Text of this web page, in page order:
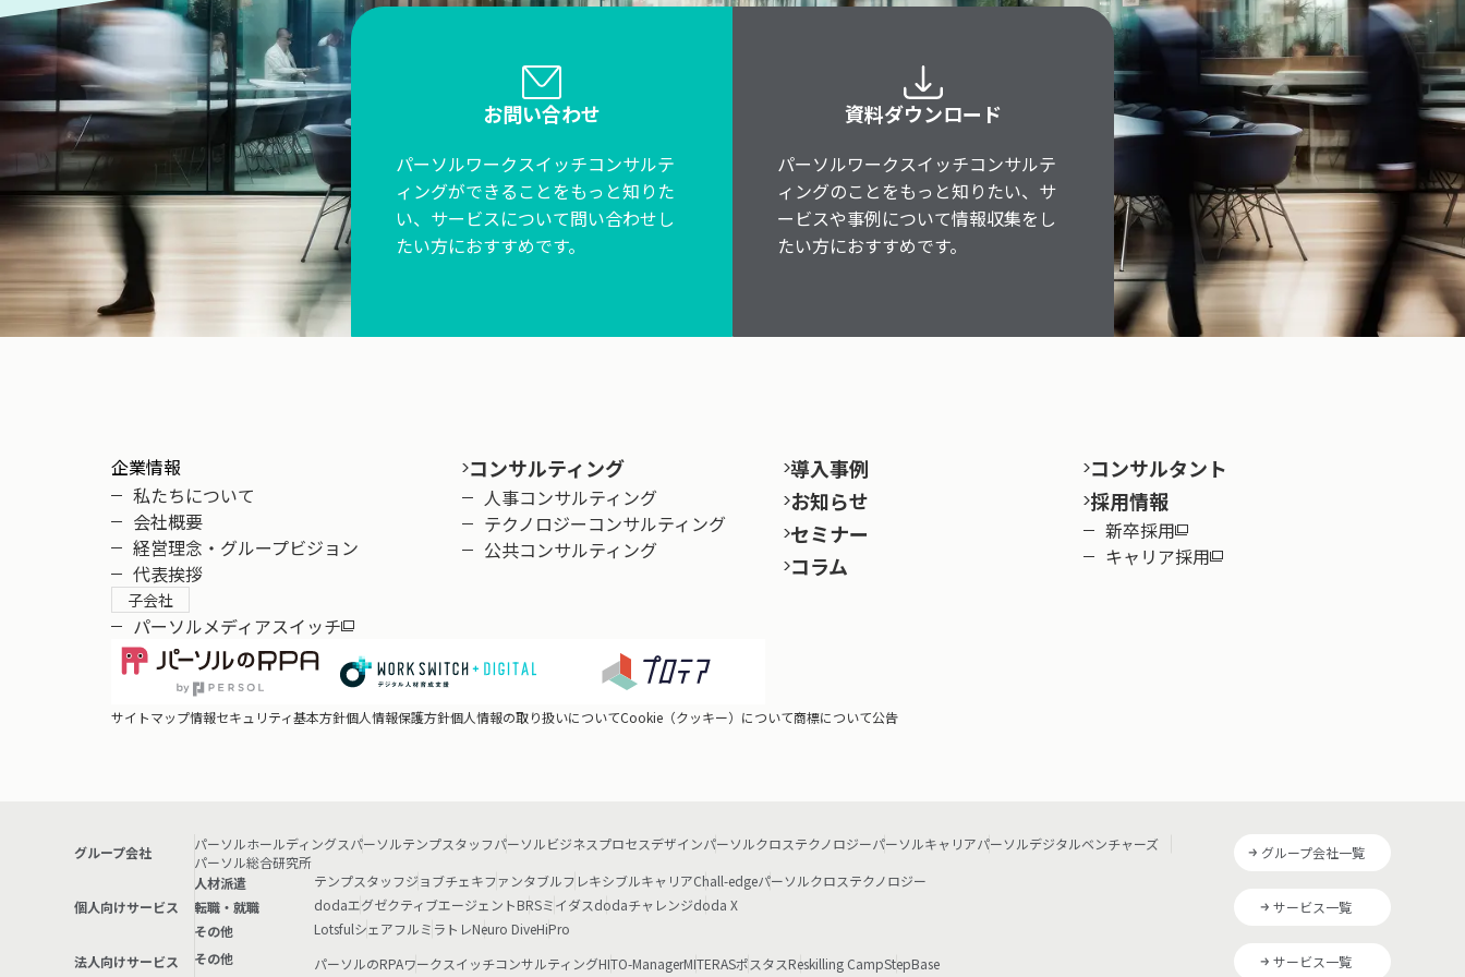
お問い合わせ
パーソルワークスイッチコンサルテ
ィングができることをもっと知りた
い、サービスについて問い合わせし
たい方におすすめです。
資料ダウンロード
パーソルワークスイッチコンサルテ
ィングのことをもっと知りたい、サ
ービスや事例について情報収集をし
たい方におすすめです。
企業情報
私たちについて
会社概要
経営理念・グループビジョン
代表挨拶
子会社
パーソルメディアスイッチ
コンサルティング
人事コンサルティング
テクノロジーコンサルティング
公共コンサルティング
導入事例
お知らせ
セミナー
コラム
コンサルタント
採用情報
新卒採用
キャリア採用
サイトマップ情報セキュリティ基本方針個人情報保護方針個人情報の取り扱いについてCookie（クッキー）について商標について公告
グループ会社 パーソルホールディングスパーソルテンプスタッフパーソルビジネスプロセスデザインパーソルクロステクノロジーパーソルキャリアパーソルデジタルベンチャーズ
パーソル総合研究所
グループ会社一覧
個人向けサービス
人材派遣 テンプスタッフジョブチェキファンタブルフレキシブルキャリアChall-edgeパーソルクロステクノロジー
転職・就職
dodaエグゼクティブエージェントBRSミイダスdodaチャレンジdoda X
その他
LotsfulシェアフルミラトレNeuro DiveHiPro
サービス一覧
法人向けサービス その他 パーソルのRPAワークスイッチコンサルティングHITO-ManagerMITERASポスタスReskilling CampStepBase サービス一覧